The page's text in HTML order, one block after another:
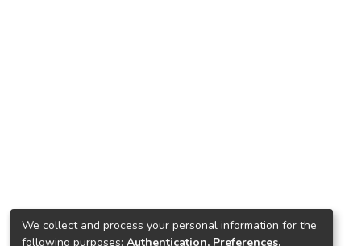
We collect and process your personal information for the
following purposes: Authentication, Preferences,